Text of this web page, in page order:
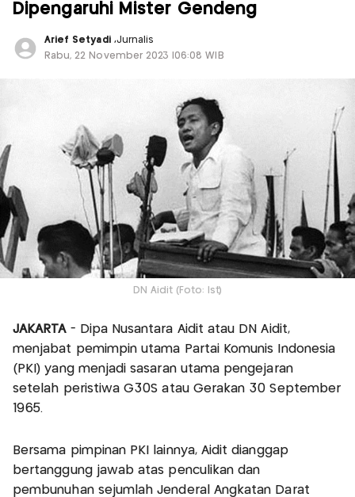
Dipengaruhi Mister Gendeng
Arief Setyadi ,Jurnalis
Rabu, 22 November 2023 |06:08 WIB
DN Aidit (Foto: Ist)
JAKARTA - Dipa Nusantara Aidit atau DN Aidit,
menjabat pemimpin utama Partai Komunis Indonesia
(PKI) yang menjadi sasaran utama pengejaran
setelah peristiwa G30S atau Gerakan 30 September
1965.
Bersama pimpinan PKI lainnya, Aidit dianggap
bertanggung jawab atas penculikan dan
pembunuhan sejumlah Jenderal Angkatan Darat